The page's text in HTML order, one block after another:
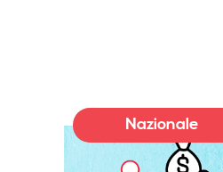
Nazionale